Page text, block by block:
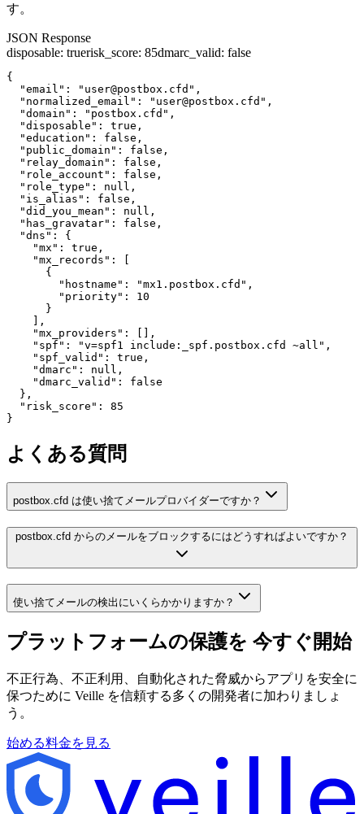
す。
JSON Response
disposable: truerisk_score: 85dmarc_valid: false
{
  "email": "user@postbox.cfd",
  "normalized_email": "user@postbox.cfd",
  "domain": "postbox.cfd",
  "disposable": true,
  "education": false,
  "public_domain": false,
  "relay_domain": false,
  "role_account": false,
  "role_type": null,
  "is_alias": false,
  "did_you_mean": null,
  "has_gravatar": false,
  "dns": {
    "mx": true,
    "mx_records": [
      {
        "hostname": "mx1.postbox.cfd",
        "priority": 10
      }
    ],
    "mx_providers": [],
    "spf": "v=spf1 include:_spf.postbox.cfd ~all",
    "spf_valid": true,
    "dmarc": null,
    "dmarc_valid": false
  },
  "risk_score": 85
}
よくある質問
postbox.cfd は使い捨てメールプロバイダーですか？
postbox.cfd からのメールをブロックするにはどうすればよいですか？
使い捨てメールの検出にいくらかかりますか？
プラットフォームの保護を 今すぐ開始
不正行為、不正利用、自動化された脅威からアプリを安全に
保つために Veille を信頼する多くの開発者に加わりましょ
う。
始める料金を見る